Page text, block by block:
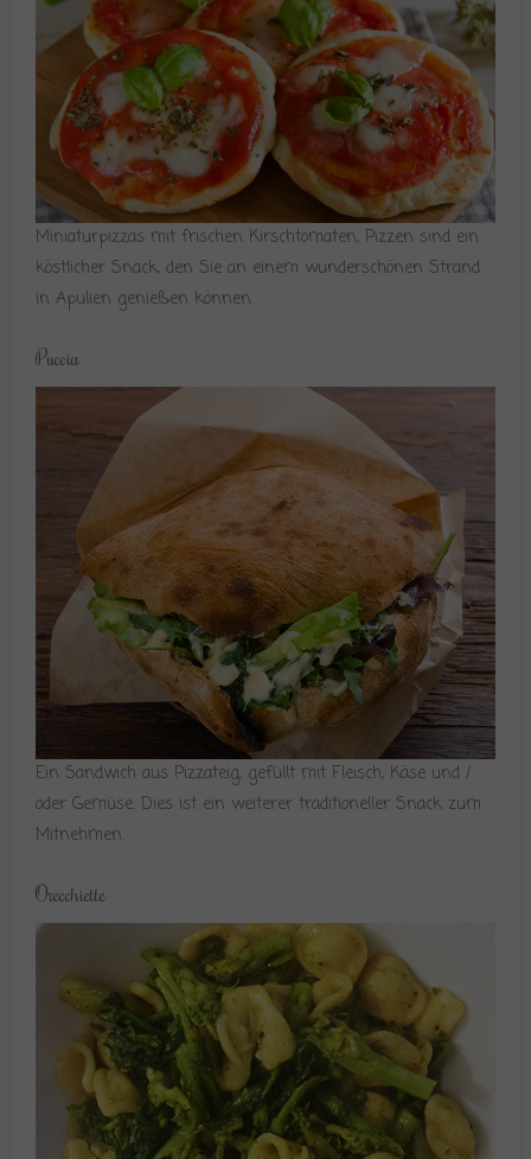
Miniaturpizzas mit frischen Kirschtomaten, Pizzen sind ein
köstlicher Snack, den Sie an einem wunderschönen Strand
in Apulien genießen können.
Puccia
Ein Sandwich aus Pizzateig, gefüllt mit Fleisch, Käse und /
oder Gemüse. Dies ist ein weiterer traditioneller Snack zum
Mitnehmen.
Orecchiette